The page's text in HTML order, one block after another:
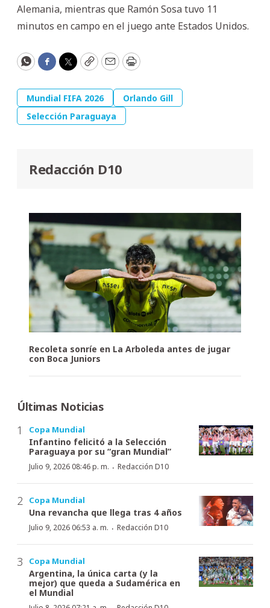
Alemania, mientras que Ramón Sosa tuvo 11
minutos en campo en el juego ante Estados Unidos.
WhatsApp
Facebook
Twitter
CopyEmailPrint
Mundial FIFA 2026
Orlando Gill
Selección Paraguaya
Redacción D10
Recoleta sonríe en La Arboleda antes de jugar
con Boca Juniors
Últimas Noticias
Copa Mundial
Infantino felicitó a la Selección
Paraguaya por su “gran Mundial”
Julio 9, 2026 08:46 p. m. · Redacción D10
Copa Mundial
Una revancha que llega tras 4 años
Julio 9, 2026 06:53 a. m. · Redacción D10
Copa Mundial
Argentina, la única carta (y la
mejor) que queda a Sudamérica en
el Mundial